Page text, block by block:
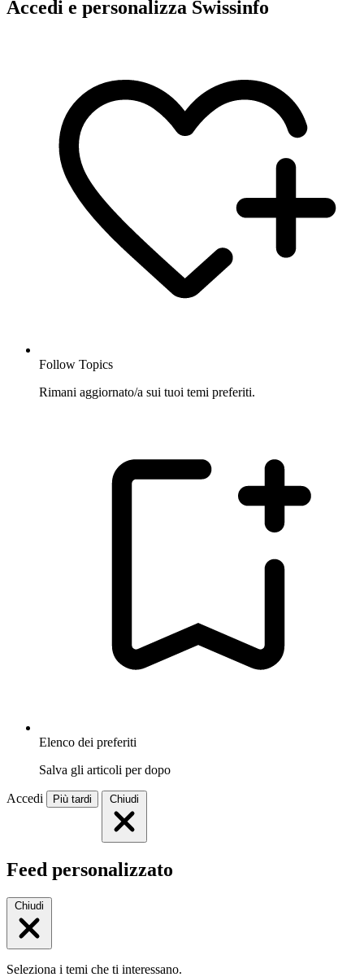
Accedi e personalizza Swissinfo
Follow Topics
Rimani aggiornato/a sui tuoi temi preferiti.
Elenco dei preferiti
Salva gli articoli per dopo
Accedi Più tardi Chiudi
Feed personalizzato
Chiudi
Seleziona i temi che ti interessano.